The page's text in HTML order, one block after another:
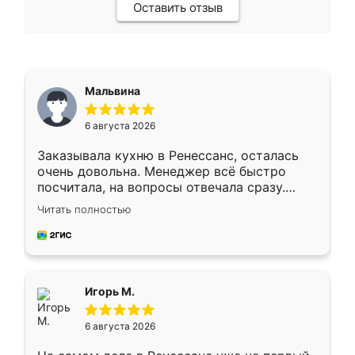
Оставить отзыв
Мальвина
6 августа 2026
Заказывала кухню в Ренессанс, осталась
очень довольна. Менеджер всё быстро
посчитала, на вопросы отвечала сразу.
Замерщик приехал в субботу, подошёл к
делу со всей ответственностью. Собрали
за день, ребята работали аккуратно, даже
Читать полностью
Игорь М.
6 августа 2026